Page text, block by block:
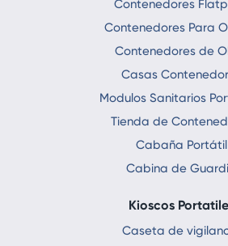
Contenedores
Contenedores Para
Contenedores de
Casas
Modulos Sanitarios
Tienda de
Cabaña Portátil
Cabina de
Kioscos
Caseta de